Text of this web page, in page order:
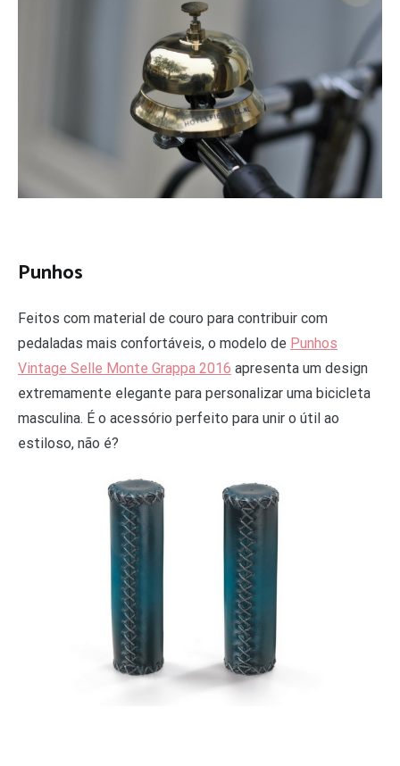
Punhos
Feitos com material de couro para contribuir com
pedaladas mais confortáveis, o modelo de Punhos
Vintage Selle Monte Grappa 2016 apresenta um design
extremamente elegante para personalizar uma bicicleta
masculina. É o acessório perfeito para unir o útil ao
estiloso, não é?